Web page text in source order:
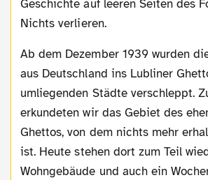
Geschichte auf leeren Seiten des
Nichts verlieren.
Ab dem Dezember 1939 wurden die ersten Juden
aus Deutschland ins Lubliner
umliegenden Städte verschleppt.
erkundeten wir das Gebiet des
Ghettos, von dem nichts mehr
ist. Heute stehen dort zum Teil
Wohngebäude und auch ein